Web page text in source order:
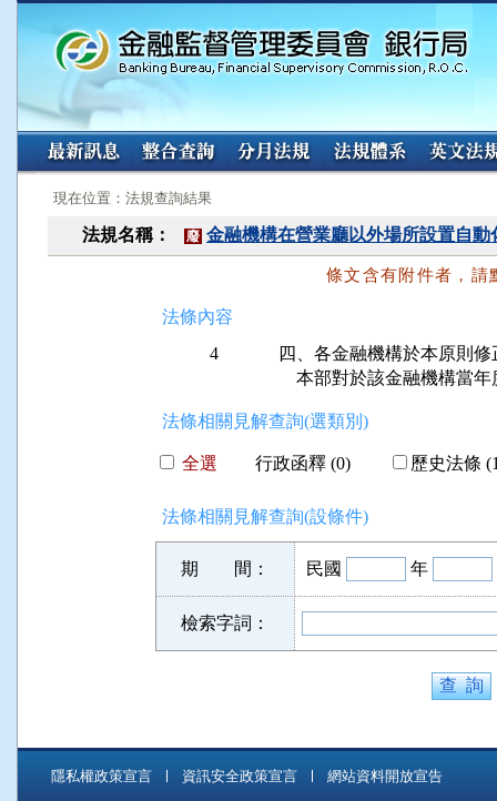
:::
現在位置：法規查詢結果
法規名稱： 廢 金融機構在營業廳以外場所設置自動
條文含有附件者，請
法條內容
4
四、各金融機構於本原則
本部對於該金融機構當
法條相關見解查詢(選類別)
全選 行政函釋 (0) 歷史法條
法條相關見解查詢(設條件)
期 間： 民國 年
檢索字詞：
隱私權政策宣言 資訊安全政策宣言 網站資料開放宣告